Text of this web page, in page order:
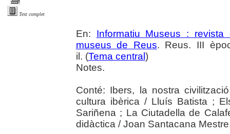
Text complet
En: Informatiu Museus :
museus de Reus. Reus. III
il. (Tema central )
Notes.
Conté: Ibers, la nostra
cultura ibèrica / Lluís Batista ;
Sariñena ; La Ciutadella de
didàctica / Joan Santacana